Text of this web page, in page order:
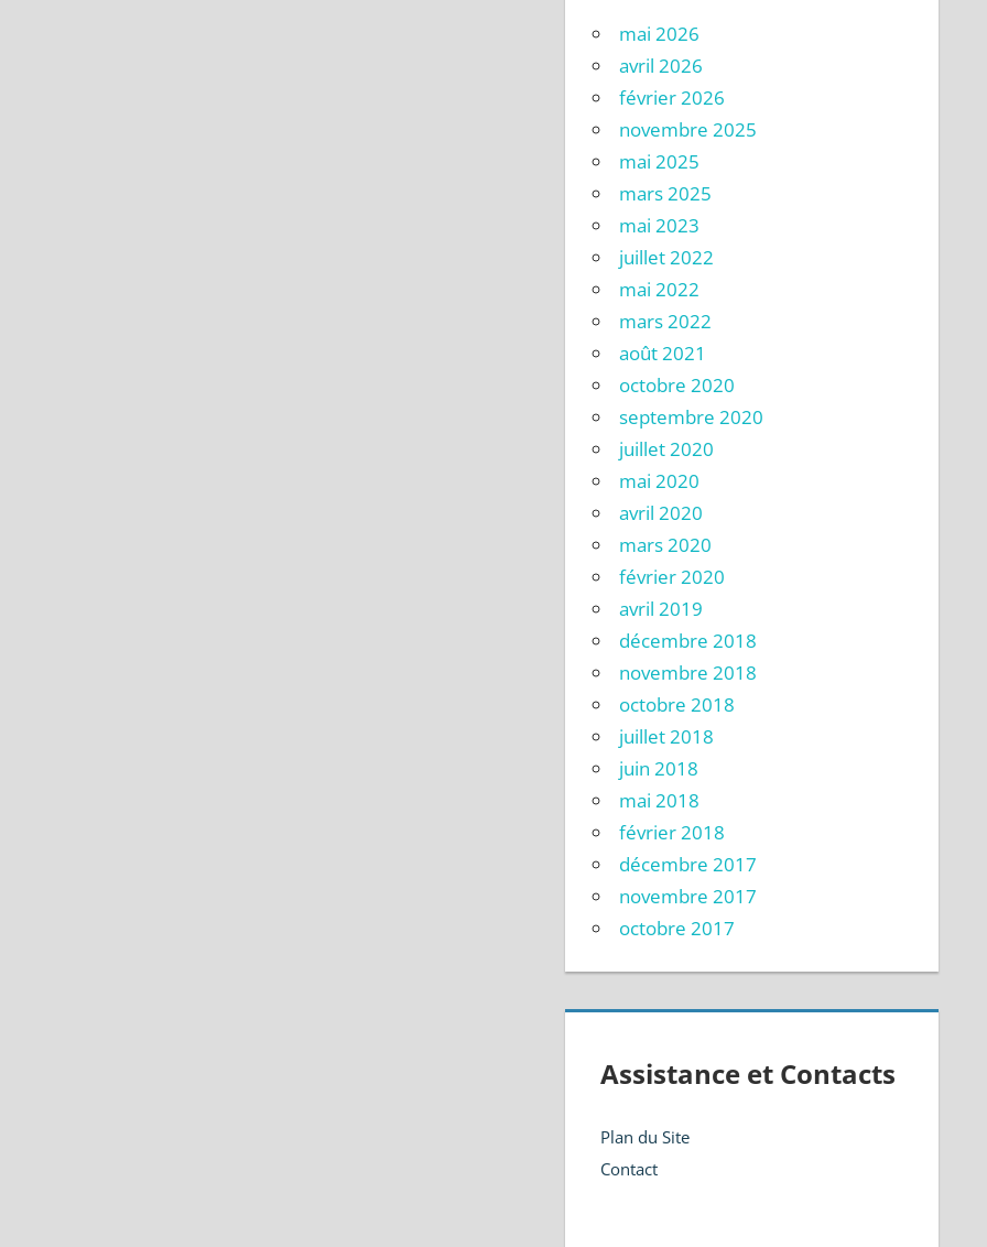
mai 2026
avril 2026
février 2026
novembre 2025
mai 2025
mars 2025
mai 2023
juillet 2022
mai 2022
mars 2022
août 2021
octobre 2020
septembre 2020
juillet 2020
mai 2020
avril 2020
mars 2020
février 2020
avril 2019
décembre 2018
novembre 2018
octobre 2018
juillet 2018
juin 2018
mai 2018
février 2018
décembre 2017
novembre 2017
octobre 2017
Assistance et Contacts
Plan du Site
Contact